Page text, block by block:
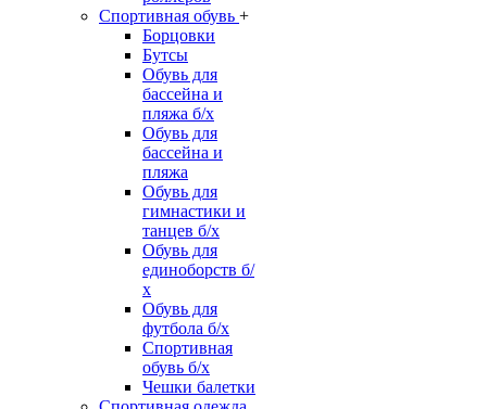
Спортивная обувь +
Борцовки
Бутсы
Обувь для
бассейна и
пляжа б/х
Обувь для
бассейна и
пляжа
Обувь для
гимнастики и
танцев б/х
Обувь для
единоборств б/
х
Обувь для
футбола б/х
Спортивная
обувь б/х
Чешки балетки